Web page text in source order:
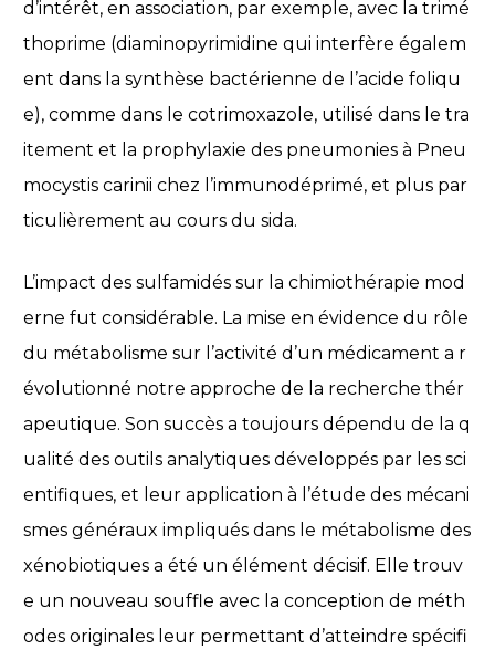
d’intérêt, en association, par exemple, avec la trimé
thoprime (diaminopyrimidine qui interfère égalem
ent dans la synthèse bactérienne de l’acide foliqu
e), comme dans le cotrimoxazole, utilisé dans le tra
itement et la prophylaxie des pneumonies à Pneu
mocystis carinii chez l’immunodéprimé, et plus par
ticulièrement au cours du sida.
L’impact des sulfamidés sur la chimiothérapie mod
erne fut considérable. La mise en évidence du rôle
du métabolisme sur l’activité d’un médicament a r
évolutionné notre approche de la recherche thér
apeutique. Son succès a toujours dépendu de la q
ualité des outils analytiques développés par les sci
entifiques, et leur application à l’étude des mécani
smes généraux impliqués dans le métabolisme des
xénobiotiques a été un élément décisif. Elle trouv
e un nouveau souffle avec la conception de méth
odes originales leur permettant d’atteindre spécifi